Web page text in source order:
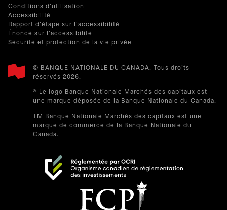
Conditions d'utilisation
Accessibilité
Rapport d'étape sur l'accessibilité
Énoncé sur l'accessibilité
Sécurité et protection de la vie privée
© BANQUE NATIONALE DU CANADA. Tous droits
réservés 2026.​
® Le logo Banque Nationale Marchés des capitaux est
une marque déposée de la Banque Nationale du Canada.
TM Banque Nationale Marchés des capitaux est une
marque de commerce de la Banque Nationale du
Canada.
s’ouvre dans un nouvel onglet